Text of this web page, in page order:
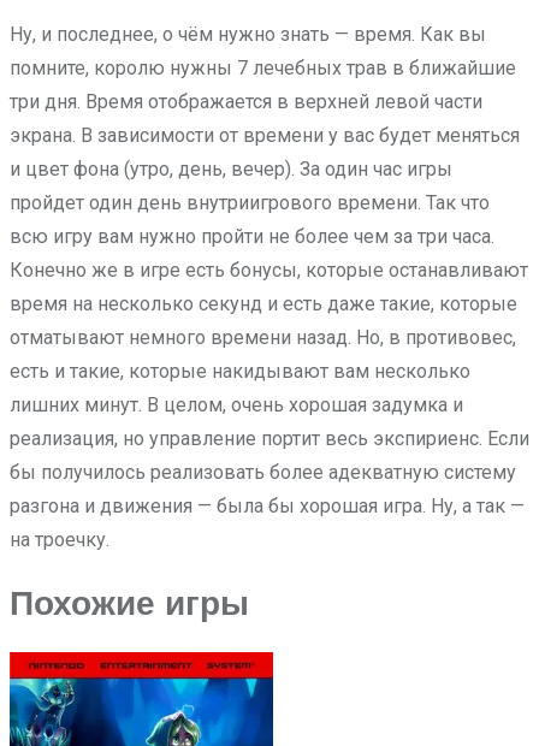
Ну, и последнее, о чём нужно знать — время. Как вы
помните, королю нужны 7 лечебных трав в ближайшие
три дня. Время отображается в верхней левой части
экрана. В зависимости от времени у вас будет меняться
и цвет фона (утро, день, вечер). За один час игры
пройдет один день внутриигрового времени. Так что
всю игру вам нужно пройти не более чем за три часа.
Конечно же в игре есть бонусы, которые останавливают
время на несколько секунд и есть даже такие, которые
отматывают немного времени назад. Но, в противовес,
есть и такие, которые накидывают вам несколько
лишних минут. В целом, очень хорошая задумка и
реализация, но управление портит весь экспириенс. Если
бы получилось реализовать более адекватную систему
разгона и движения — была бы хорошая игра. Ну, а так —
на троечку.
Похожие игры